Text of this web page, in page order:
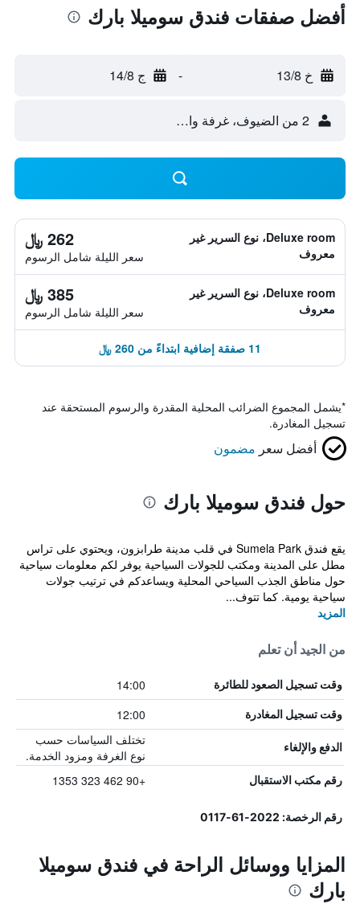
أفضل صفقات فندق سوميلا بارك
خ 13/8 - ج 14/8
2 من الضيوف، غرفة واحدة
Deluxe room، نوع السرير غير
معروف
262 ﷼
سعر الليلة شامل الرسوم
Deluxe room، نوع السرير غير
معروف
385 ﷼
سعر الليلة شامل الرسوم
11 صفقة إضافية ابتداءً من 260 ﷼
*يشمل المجموع الضرائب المحلية المقدرة والرسوم المستحقة عند
تسجيل المغادرة.
أفضل سعر مضمون
حول فندق سوميلا بارك
يقع فندق Sumela Park في قلب مدينة طرابزون، ويحتوي على تراس
مطل على المدينة ومكتب للجولات السياحية يوفر لكم معلومات سياحية
حول مناطق الجذب السياحي المحلية ويساعدكم في ترتيب جولات
سياحية يومية. كما تتوف...
المزيد
من الجيد أن تعلم
وقت تسجيل الصعود للطائرة 14:00
وقت تسجيل المغادرة 12:00
الدفع والإلغاء
تختلف السياسات حسب
نوع الغرفة ومزود الخدمة.
رقم مكتب الاستقبال +90 462 323 1353
رقم الرخصة: 2022-61-0117
المزايا ووسائل الراحة في فندق سوميلا
بارك